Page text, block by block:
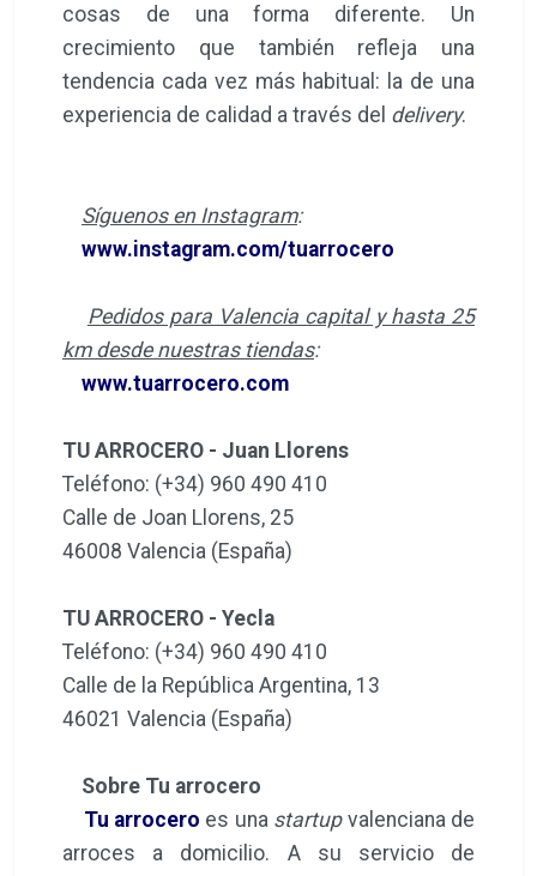
cosas de una forma diferente. Un
crecimiento que también refleja una
tendencia cada vez más habitual: la de una
experiencia de calidad a través del delivery.
Síguenos en Instagram:
www.instagram.com/tuarrocero
Pedidos para Valencia capital y hasta 25
km desde nuestras tiendas:
www.tuarrocero.com
TU ARROCERO - Juan Llorens
Teléfono: (+34) 960 490 410
Calle de Joan Llorens, 25
46008 Valencia (España)
TU ARROCERO - Yecla
Teléfono: (+34) 960 490 410
Calle de la República Argentina, 13
46021 Valencia (España)
Sobre Tu arrocero
Tu arrocero es una startup valenciana de
arroces a domicilio. A su servicio de